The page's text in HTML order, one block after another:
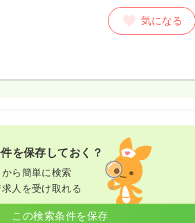
気になる
を保存しておく？
から簡単に検索
求人を受け取れる
この検索条件を保存